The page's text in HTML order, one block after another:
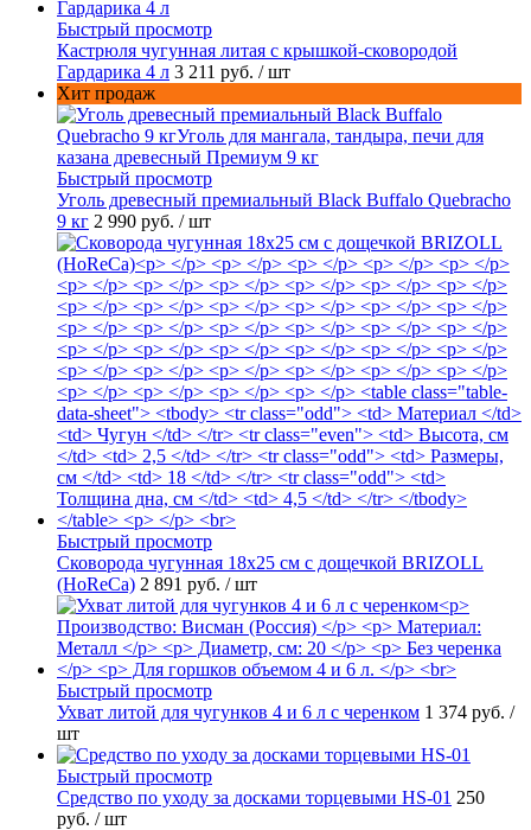
Быстрый просмотр
Кастрюля чугунная литая с крышкой-сковородой
Гардарика 4 л 3 211 руб. / шт
Хит продаж
Быстрый просмотр
Уголь древесный премиальный Black Buffalo Quebracho
9 кг 2 990 руб. / шт
Быстрый просмотр
Сковорода чугунная 18х25 см с дощечкой BRIZOLL
(HoReCa) 2 891 руб. / шт
Быстрый просмотр
Ухват литой для чугунков 4 и 6 л с черенком 1 374 руб. /
шт
Быстрый просмотр
Средство по уходу за досками торцевыми HS-01 250
руб. / шт